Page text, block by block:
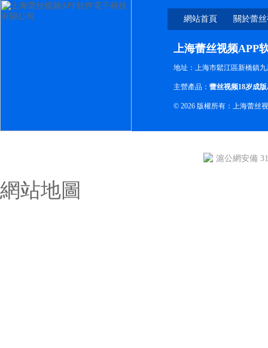
網站首頁 關於蕾
上海蕾丝视频APP
地址：上海市鬆江區新橋鎮
主營產品： 蕾丝视频18岁成
© 2026 版權所有：上海蕾丝
滬公網安備
網站地圖